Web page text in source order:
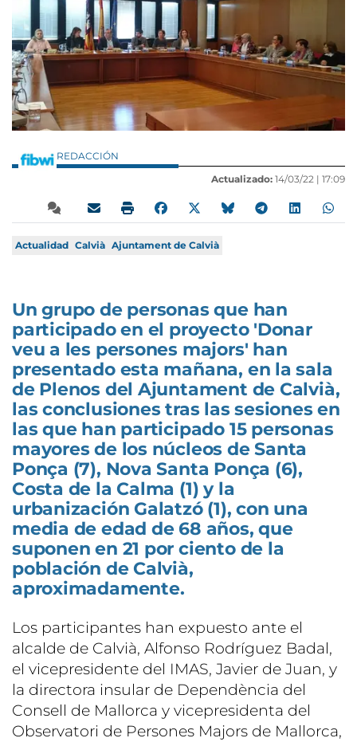
REDACCIÓN
Actualizado: 14/03/22 | 17:09
Actualidad Calvià Ajuntament de Calvià
Un grupo de personas que han
participado en el proyecto 'Donar
veu a les persones majors' han
presentado esta mañana, en la sala
de Plenos del Ajuntament de Calvià,
las conclusiones tras las sesiones en
las que han participado 15 personas
mayores de los núcleos de Santa
Ponça (7), Nova Santa Ponça (6),
Costa de la Calma (1) y la
urbanización Galatzó (1), con una
media de edad de 68 años, que
suponen en 21 por ciento de la
población de Calvià,
aproximadamente.
Los participantes han expuesto ante el
alcalde de Calvià, Alfonso Rodríguez Badal,
el vicepresidente del IMAS, Javier de Juan, y
la directora insular de Dependència del
Consell de Mallorca y vicepresidenta del
Observatori de Persones Majors de Mallorca,